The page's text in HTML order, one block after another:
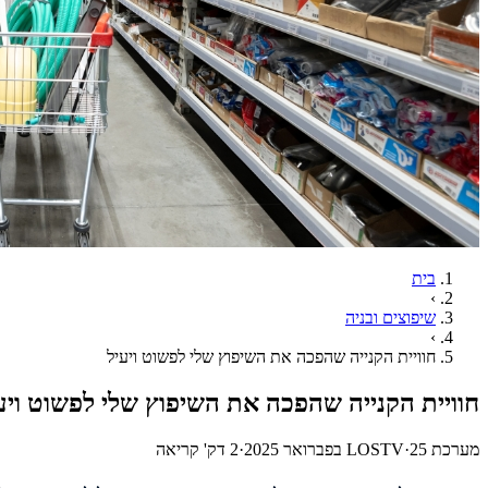
בית
›
שיפוצים ובניה
›
חוויית הקנייה שהפכה את השיפוץ שלי לפשוט ויעיל
חוויית הקנייה שהפכה את השיפוץ שלי לפשוט
מערכת LOSTV ·25 בפברואר 2025 ·
2 דק' קריאה